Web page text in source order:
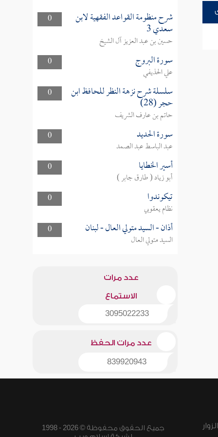
0 شرح منظومة القواعد الفقهية لابن
سعدي 3
حسين بن عبد العزيز آل الشيخ
0
سورة البروج
علي الحذيفي
0
سلسلة شرح نزهة النظر للحافظ ابن
حجر (28)
حاتم بن عارف الشريف
0
سورة الحديد
عبد الباسط عبد الصمد
0
أسير الخطايا
أبو زياد ( طارق جابر )
0
تيكوندوا
نظام يعقوبي
0
أذان - السيد متولي العال - لبنان
السيد متولي العال
عدد مرات
الاستماع
3095022233
عدد مرات الحفظ
839920943
جميع الحقوق محفوظة © 2026 - 1998